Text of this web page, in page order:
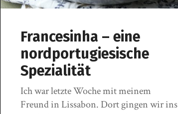
Francesinha – eine
nordportugiesische
Spezialität
Ich war letzte Woche mit meinem
Freund in Lissabon. Dort gingen wir ins